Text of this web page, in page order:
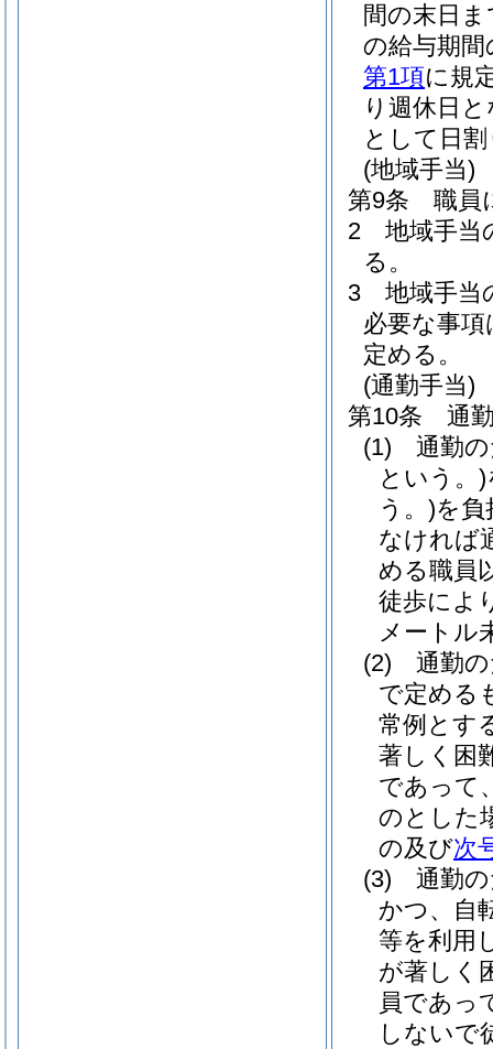
間の末日
の給与期
第1項に規
り週休日
として日
(地域手当)
第9条
職員
2
地域手当
る。
3
地域手当
必要な事
定める。
(通勤手当)
第10条
通
(1)
通勤
という。)
う。)を
なければ
める職員
徒歩によ
メートル
(2)
通勤
で定める
常例とす
著しく困
であって
のとした
の及び次
(3)
通勤
かつ、自
等を利用
が著しく
員であっ
しないで